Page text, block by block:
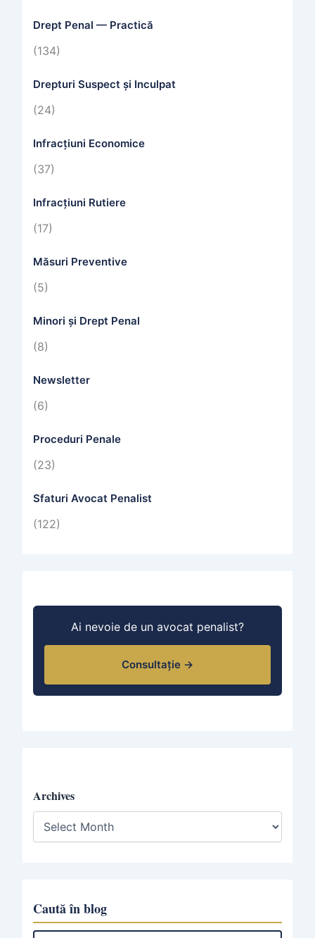
Drept Penal — Practică
(134)
Drepturi Suspect și Inculpat
(24)
Infracțiuni Economice
(37)
Infracțiuni Rutiere
(17)
Măsuri Preventive
(5)
Minori și Drept Penal
(8)
Newsletter
(6)
Proceduri Penale
(23)
Sfaturi Avocat Penalist
(122)
Ai nevoie de un avocat penalist?
Consultație →
Archives
A
c
e
s
Caută în blog